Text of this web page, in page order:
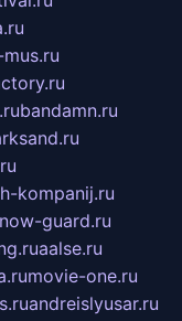
mus.ru
bandamn.ru
kompanij.ru
guard.ru
aalse.ru
movie-one.ru
andreislyusar.ru